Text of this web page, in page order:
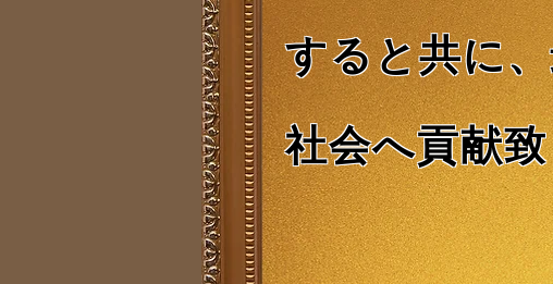
すると共に
社会へ貢献